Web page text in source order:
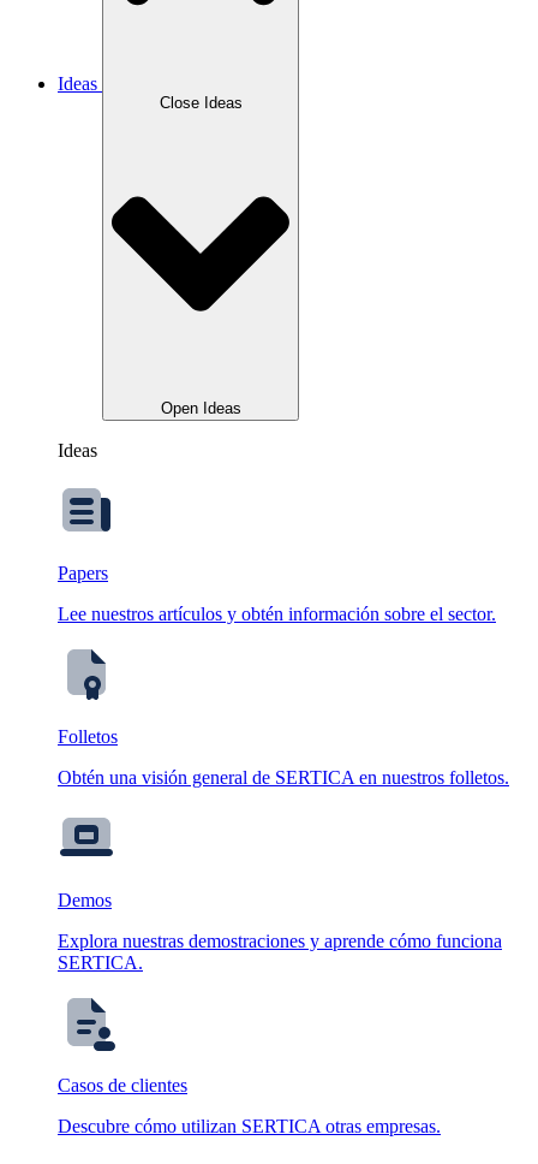
Ideas
Close Ideas
Open Ideas
Ideas
Papers
Lee nuestros artículos y obtén información sobre el sector.
Folletos
Obtén una visión general de SERTICA en nuestros folletos.
Demos
Explora nuestras demostraciones y aprende cómo funciona
SERTICA.
Casos de clientes
Descubre cómo utilizan SERTICA otras empresas.